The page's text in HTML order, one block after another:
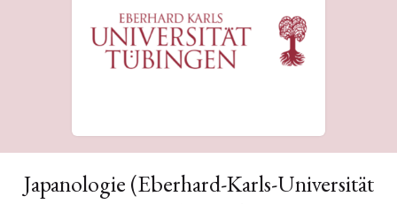
Japanologie (Eberhard-Karls-Universität